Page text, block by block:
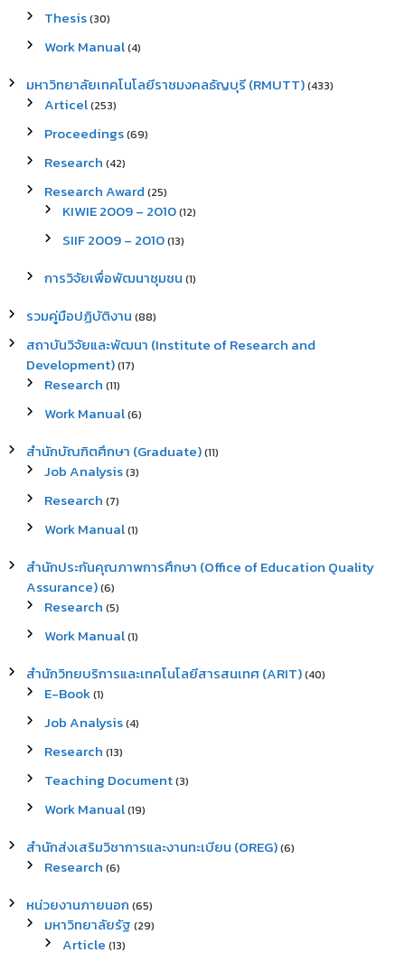
Thesis(30)
Work Manual(4)
มหาวิทยาลัยเทคโนโลยีราชมงคลธัญบุรี (RMUTT)(433)
Articel(253)
Proceedings(69)
Research (42)
Research Award (25)
KIWIE 2009 – 2010(12)
SIIF 2009 – 2010(13)
การวิจัยเพื่อพัฒนาชุมชน (1)
รวมคู่มือปฏิบัติงาน (88)
สถาบันวิจัยและพัฒนา (Institute of Research and
Development)(17)
Research (11)
Work Manual(6)
สำนักบัณฑิตศึกษา (Graduate)(11)
Job Analysis(3)
Research (7)
Work Manual(1)
สำนักประกันคุณภาพการศึกษา (Office of Education Quality
Assurance)(6)
Research (5)
Work Manual(1)
สำนักวิทยบริการและเทคโนโลยีสารสนเทศ (ARIT)(40)
E-Book(1)
Job Analysis(4)
Research (13)
Teaching Document(3)
Work Manual(19)
สำนักส่งเสริมวิชาการและงานทะเบียน (OREG)(6)
Research (6)
หน่วยงานภายนอก (65)
มหาวิทยาลัยรัฐ (29)
Article (13)